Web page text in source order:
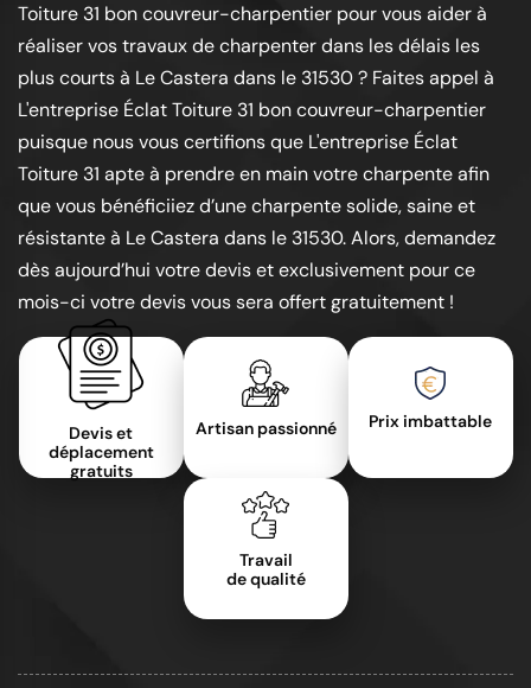
Toiture 31 bon couvreur-charpentier pour vous aider à
réaliser vos travaux de charpenter dans les délais les
plus courts à Le Castera dans le 31530 ? Faites appel à
L'entreprise Éclat Toiture 31 bon couvreur-charpentier
puisque nous vous certifions que L'entreprise Éclat
Toiture 31 apte à prendre en main votre charpente afin
que vous bénéficiiez d’une charpente solide, saine et
résistante à Le Castera dans le 31530. Alors, demandez
dès aujourd’hui votre devis et exclusivement pour ce
mois-ci votre devis vous sera offert gratuitement !
Devis et
déplacement
gratuits
Artisan passionné Prix imbattable
Travail
de qualité